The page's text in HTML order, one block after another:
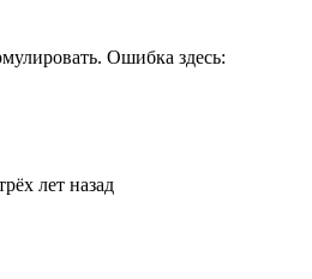
Ошибка здесь:
лет назад